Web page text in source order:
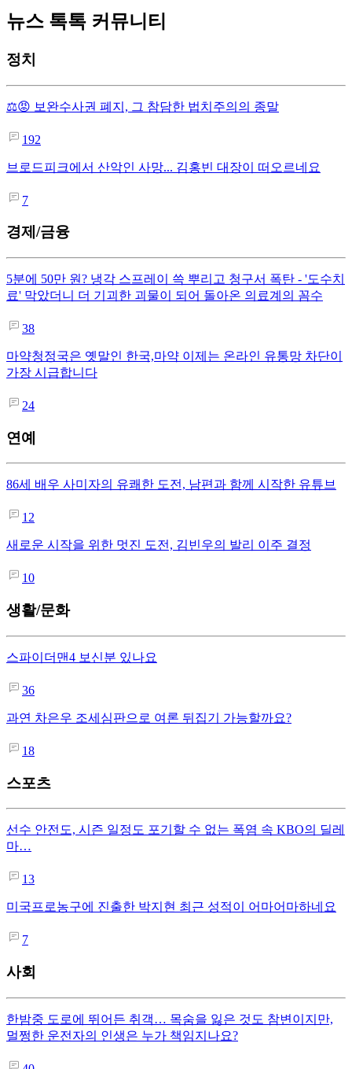
뉴스 톡톡 커뮤니티
정치
⚖️😡 보완수사권 폐지, 그 참담한 법치주의의 종말
192
브로드피크에서 산악인 사망... 김홍빈 대장이 떠오르네요
7
경제/금융
5분에 50만 원? 냉각 스프레이 쓱 뿌리고 청구서 폭탄 - '도수치
료' 막았더니 더 기괴한 괴물이 되어 돌아온 의료계의 꼼수
38
마약청정국은 옛말인 한국,마약 이제는 온라인 유통망 차단이
가장 시급합니다
24
연예
86세 배우 사미자의 유쾌한 도전, 남편과 함께 시작한 유튜브
12
새로운 시작을 위한 멋진 도전, 김빈우의 발리 이주 결정
10
생활/문화
스파이더맨4 보신분 있나요
36
과연 차은우 조세심판으로 여론 뒤집기 가능할까요?
18
스포츠
선수 안전도, 시즌 일정도 포기할 수 없는 폭염 속 KBO의 딜레
마…
13
미국프로농구에 진출한 박지현 최근 성적이 어마어마하네요
7
사회
한밤중 도로에 뛰어든 취객… 목숨을 잃은 것도 참변이지만,
멀쩡한 운전자의 인생은 누가 책임지나요?